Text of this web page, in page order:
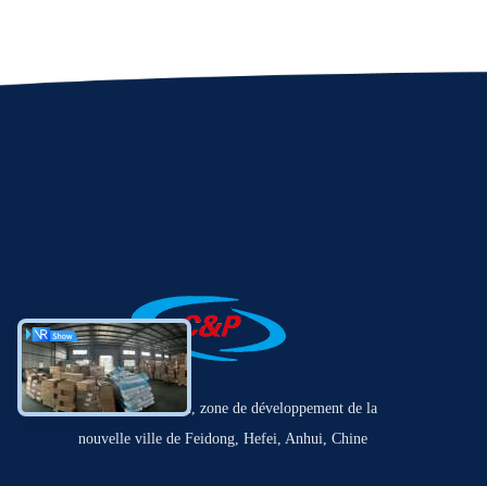
No.22 Laihe Road, zone de développement de la
nouvelle ville de Feidong, Hefei, Anhui, Chine